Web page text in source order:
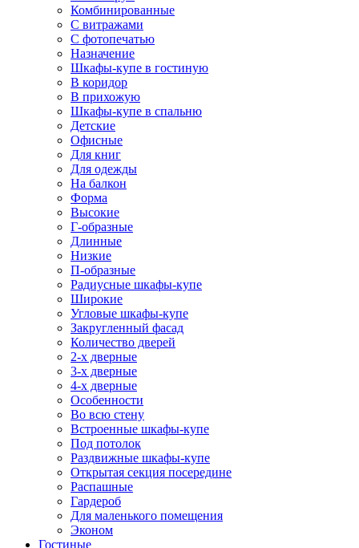
Комбинированные
С витражами
С фотопечатью
Назначение
Шкафы-купе в гостиную
В коридор
В прихожую
Шкафы-купе в спальню
Детские
Офисные
Для книг
Для одежды
На балкон
Форма
Высокие
Г-образные
Длинные
Низкие
П-образные
Радиусные шкафы-купе
Широкие
Угловые шкафы-купе
Закругленный фасад
Количество дверей
2-х дверные
3-х дверные
4-х дверные
Особенности
Во всю стену
Встроенные шкафы-купе
Под потолок
Раздвижные шкафы-купе
Открытая секция посередине
Распашные
Гардероб
Для маленького помещения
Эконом
Гостиные